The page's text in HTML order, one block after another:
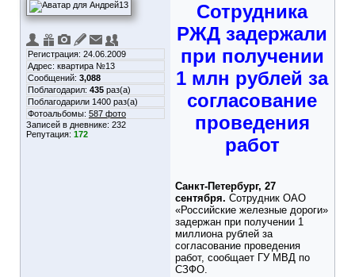
Регистрация: 24.06.2009
Адрес: квартира №13
Сообщений: 3,088
Поблагодарил: 435 раз(а)
Поблагодарили 1400 раз(а)
Фотоальбомы: 587 фото
Записей в дневнике: 232
Репутация: 172
Сотрудника
РЖД задержали
при получении
1 млн рублей за
согласование
проведения
работ
Санкт-Петербург, 27
сентября. Сотрудник ОАО
«Российские железные дороги»
задержан при получении 1
миллиона рублей за
согласование проведения
работ, сообщает ГУ МВД по
СЗФО.